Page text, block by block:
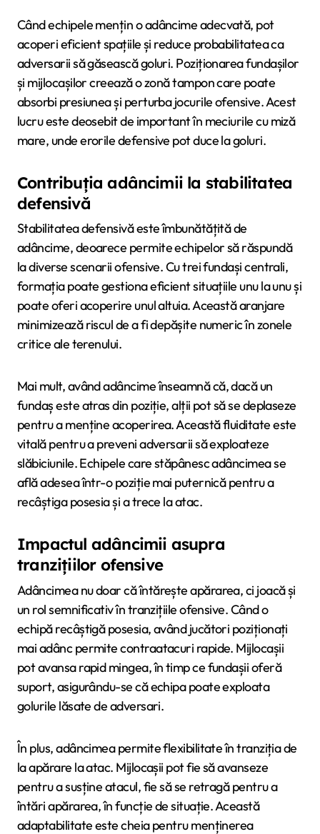
Când echipele mențin o adâncime adecvată, pot
acoperi eficient spațiile și reduce probabilitatea ca
adversarii să găsească goluri. Poziționarea fundașilor
și mijlocașilor creează o zonă tampon care poate
absorbi presiunea și perturba jocurile ofensive. Acest
lucru este deosebit de important în meciurile cu miză
mare, unde erorile defensive pot duce la goluri.
Contribuția adâncimii la stabilitatea
defensivă
Stabilitatea defensivă este îmbunătățită de
adâncime, deoarece permite echipelor să răspundă
la diverse scenarii ofensive. Cu trei fundași centrali,
formația poate gestiona eficient situațiile unu la unu și
poate oferi acoperire unul altuia. Această aranjare
minimizează riscul de a fi depășite numeric în zonele
critice ale terenului.
Mai mult, având adâncime înseamnă că, dacă un
fundaș este atras din poziție, alții pot să se deplaseze
pentru a menține acoperirea. Această fluiditate este
vitală pentru a preveni adversarii să exploateze
slăbiciunile. Echipele care stăpânesc adâncimea se
află adesea într-o poziție mai puternică pentru a
recâștiga posesia și a trece la atac.
Impactul adâncimii asupra
tranzițiilor ofensive
Adâncimea nu doar că întărește apărarea, ci joacă și
un rol semnificativ în tranzițiile ofensive. Când o
echipă recâștigă posesia, având jucători poziționați
mai adânc permite contraatacuri rapide. Mijlocașii
pot avansa rapid mingea, în timp ce fundașii oferă
suport, asigurându-se că echipa poate exploata
golurile lăsate de adversari.
În plus, adâncimea permite flexibilitate în tranziția de
la apărare la atac. Mijlocașii pot fie să avanseze
pentru a susține atacul, fie să se retragă pentru a
întări apărarea, în funcție de situație. Această
adaptabilitate este cheia pentru menținerea